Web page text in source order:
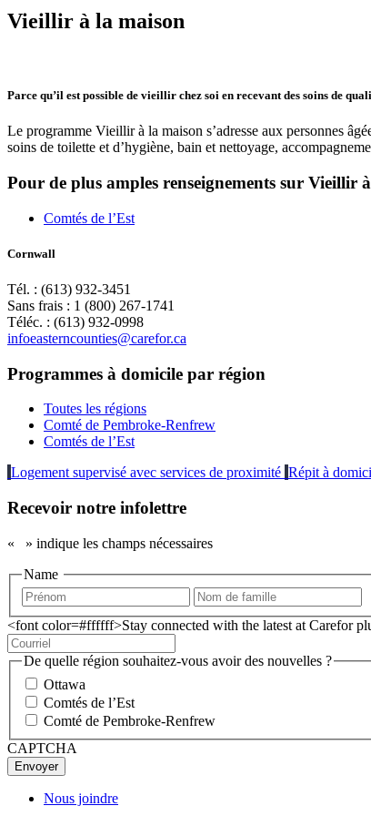
Vieillir à la maison
Parce qu’il est possible de vieillir chez soi en recevant des soins de
Le programme Vieillir à la maison s’adresse aux personnes
soins de toilette et d’hygiène, bain et nettoyage,
Pour de plus amples renseignements sur Vieillir
Comtés de l’Est
Cornwall
Tél. : (613) 932-3451
Sans frais : 1 (800) 267-1741
Téléc. : (613) 932-0998
infoeasterncounties@carefor.ca
Programmes à domicile par région
Toutes les régions
Comté de Pembroke-Renfrew
Comtés de l’Est
Logement supervisé avec services de proximité Répit à
Recevoir notre infolettre
«
» indique les champs nécessaires
Name
<font color=#ffffff>Stay connected with the latest at Carefor
De quelle région souhaitez-vous avoir des nouvelles ?
Ottawa
Comtés de l’Est
Comté de Pembroke-Renfrew
CAPTCHA
Nous joindre